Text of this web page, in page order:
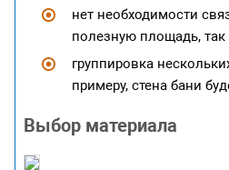
нет необходимости
полезную площадь, так
группировка
примеру, стена бани
Выбор материала